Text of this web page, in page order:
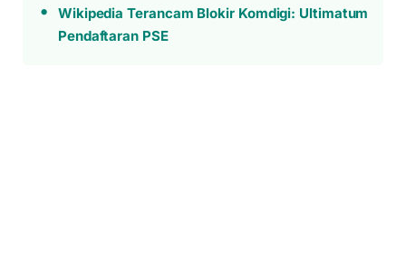
Wikipedia Terancam Blokir Komdigi: Ultimatum
Pendaftaran PSE